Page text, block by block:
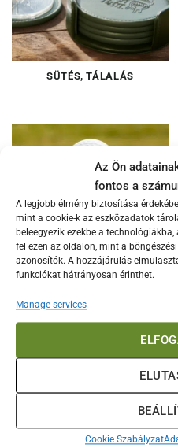
Az Ön
fontos a
A legjobb élmény biztosítása
mint a cookie-k az eszközadatok
beleegyezik ezekbe a
fel ezen az oldalon, mint a
azonosítók. A hozzájárulás
funkciókat hátrányosan érinthet.
Manage services
Cookie Szabályzat
SÜTÉS, TÁLALÁS